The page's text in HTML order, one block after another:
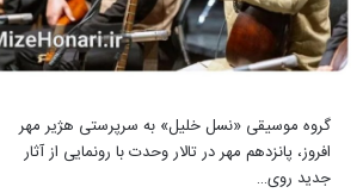
گروه موسیقی «نسل خلیل» به سرپرستی هژیر مهر
افروز، پانزدهم مهر در تالار وحدت با رونمایی از آثار
جدید روی…